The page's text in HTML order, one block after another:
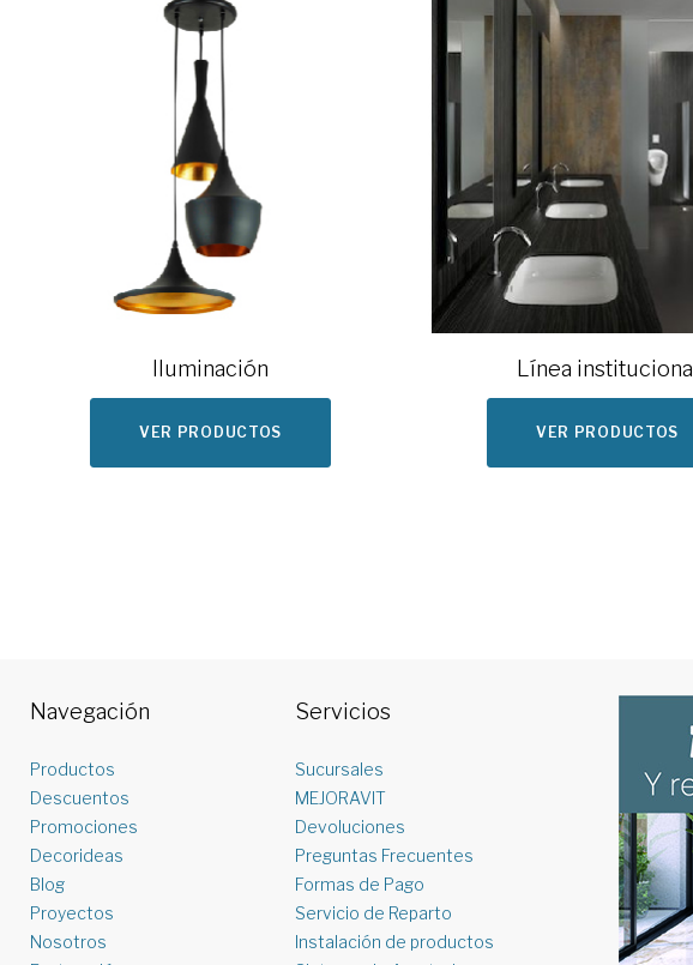
Iluminación
VER PRODUCTOS
Línea institucional
VER PRODUCTOS
Navegación
Productos
Descuentos
Promociones
Decorideas
Blog
Proyectos
Nosotros
Servicios
Sucursales
MEJORAVIT
Devoluciones
Preguntas Frecuentes
Formas de Pago
Servicio de Reparto
Instalación de productos